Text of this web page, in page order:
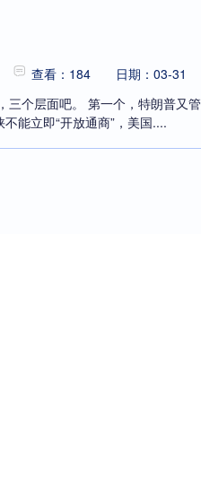
查看：184
日期：03-31
三个层面吧。 第一个，特朗普又管
能立即“开放通商”，美国....